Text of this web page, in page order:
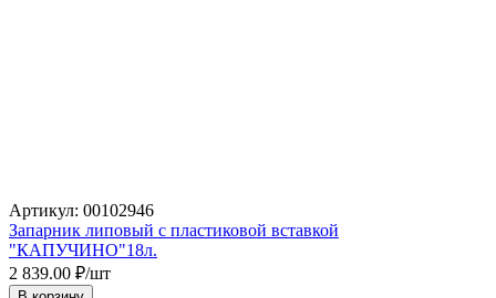
Артикул: 00102946
Запарник липовый с пластиковой вставкой
"КАПУЧИНО"18л.
2 839.00 ₽/шт